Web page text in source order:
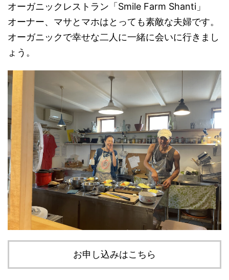
オーガニックレストラン「Smile Farm Shanti」
オーナー、マサとマホはとっても素敵な夫婦です。
オーガニックで幸せな二人に一緒に会いに行きまし
ょう。
お申し込みはこちら